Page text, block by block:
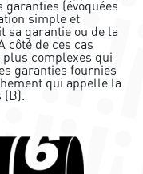
(évoquées
simple et
sa garantie ou de la
côté de ces cas
complexes qui
garanties fournies
qui appelle la
(B).